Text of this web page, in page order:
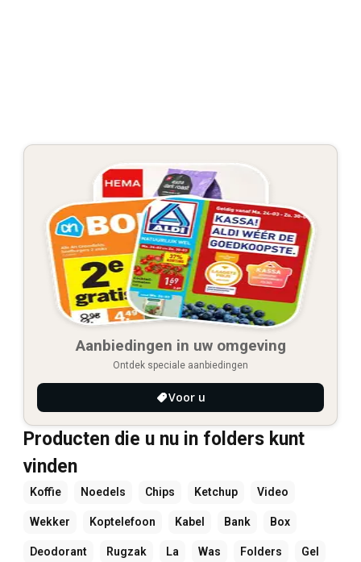
Aanbiedingen in uw omgeving
Ontdek speciale aanbiedingen
Voor u
Producten die u nu in folders kunt
vinden
Koffie Noedels Chips Ketchup Video
Wekker Koptelefoon Kabel Bank Box
Deodorant Rugzak La Was Folders Gel